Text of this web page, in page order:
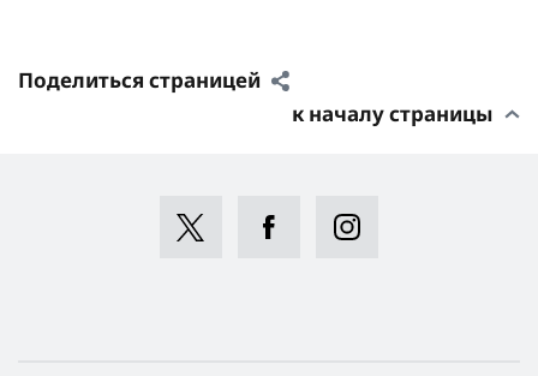
Поделиться страницей
к началу страницы